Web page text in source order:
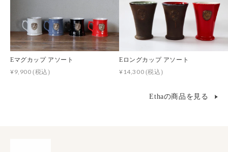
Eマグカップ アソート
¥9,900(税込)
Eロングカップ アソート
¥14,300 (税込)
Ethaの商品を見る